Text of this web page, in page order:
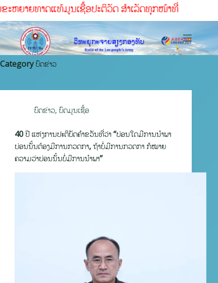
ດ ສໍາເລັດທຸກໜ້າທ່ີ
Categoryບົດຂ່າວ
ບົດຂ່າວ, ບົດມູນເຊື້ອ
40 ປີ ແຫ່ງການປະຕິບັດຄໍາຂວັນທີ່ວ່າ “ບ່ອນໃດມີການນໍາພາ
ບ່ອນນັ້ນຕ້ອງມີການກວດກາ, ຖ້າບໍ່ມີການກວດກາ ກໍໝາຍ
ຄວາມວ່າບ່ອນນັ້ນບໍ່ມີການນໍາພາ”